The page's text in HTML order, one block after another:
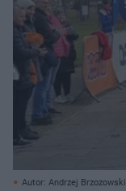
Autor: Andrzej Brzozowski